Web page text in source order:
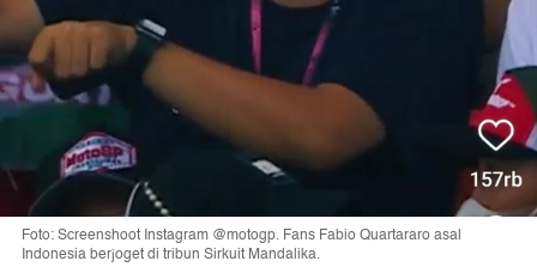
Foto: Screenshoot Instagram @motogp. Fans Fabio Quartararo asal
Indonesia berjoget di tribun Sirkuit Mandalika.